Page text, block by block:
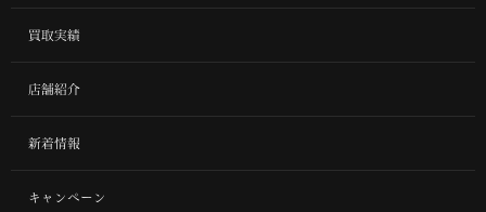
買取実績
店舗紹介
新着情報
キャンペーン